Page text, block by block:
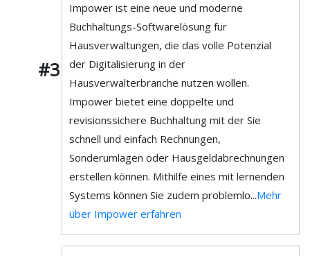
#3
Impower ist eine neue und moderne
Buchhaltungs-Softwarelösung für
Hausverwaltungen, die das volle Potenzial
der Digitalisierung in der
Hausverwalterbranche nutzen wollen.
Impower bietet eine doppelte und
revisionssichere Buchhaltung mit der Sie
schnell und einfach Rechnungen,
Sonderumlagen oder Hausgeldabrechnungen
erstellen können. Mithilfe eines mit lernenden
Systems können Sie zudem problemlo...Mehr
über Impower erfahren